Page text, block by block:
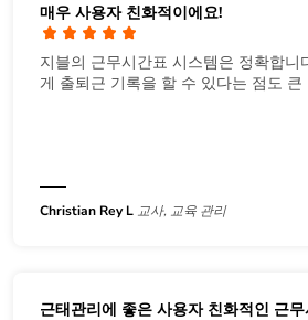
매우 사용자 친화적이에요!
지블의 근무시간표 시스템은 정확합니
게 출퇴근 기록을 할 수 있다는 점도 큰
Christian Rey L 교사, 교육 관리
근태관리에 좋은 사용자 친화적인 근